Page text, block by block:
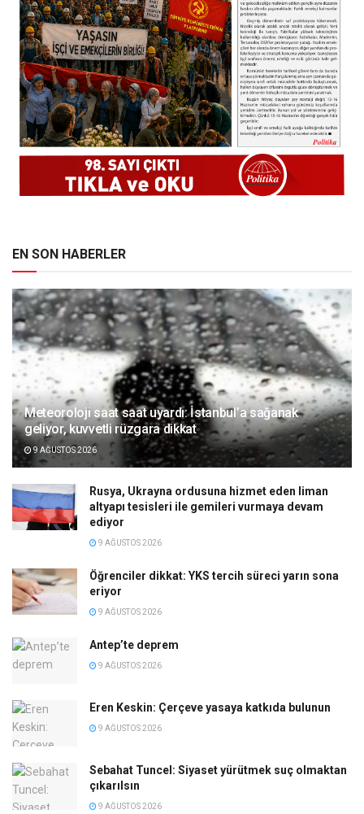
EN SON HABERLER
Meteoroloji saat saat uyardı: İstanbul’a sağanak
geliyor, kuvvetli rüzgara dikkat
9 AĞUSTOS 2026
Rusya, Ukrayna ordusuna hizmet eden liman
altyapı tesisleri ile gemileri vurmaya devam
ediyor
9 AĞUSTOS 2026
Öğrenciler dikkat: YKS tercih süreci yarın sona
eriyor
9 AĞUSTOS 2026
Antep’te deprem
9 AĞUSTOS 2026
Eren Keskin: Çerçeve yasaya katkıda bulunun
9 AĞUSTOS 2026
Sebahat Tuncel: Siyaset yürütmek suç olmaktan
çıkarılsın
9 AĞUSTOS 2026